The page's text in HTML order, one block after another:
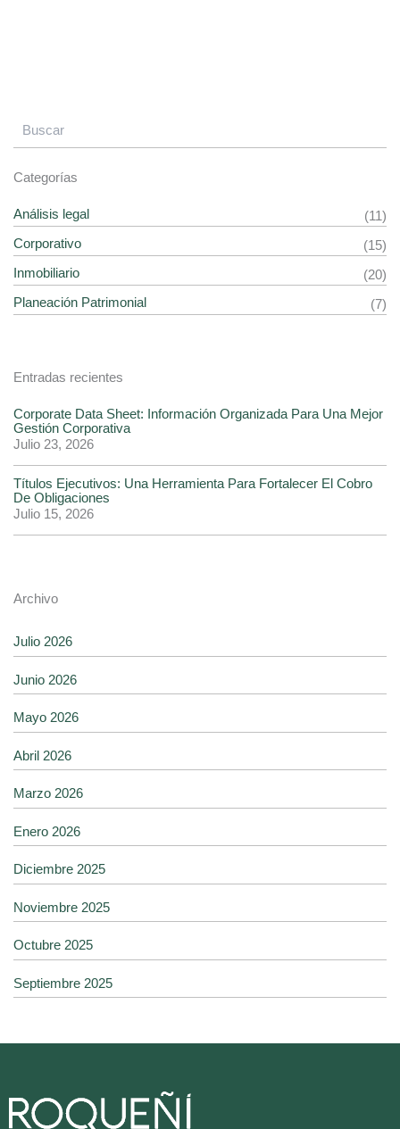
Categorías
Análisis legal
(11)
Corporativo
(15)
Inmobiliario
(20)
Planeación Patrimonial
(7)
Entradas recientes
Corporate Data Sheet: Información Organizada Para Una Mejor
Gestión Corporativa
Julio 23, 2026
Títulos Ejecutivos: Una Herramienta Para Fortalecer El Cobro
De Obligaciones
Julio 15, 2026
Archivo
Julio 2026
Junio 2026
Mayo 2026
Abril 2026
Marzo 2026
Enero 2026
Diciembre 2025
Noviembre 2025
Octubre 2025
Septiembre 2025